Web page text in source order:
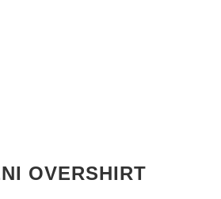
OVERSHIRT